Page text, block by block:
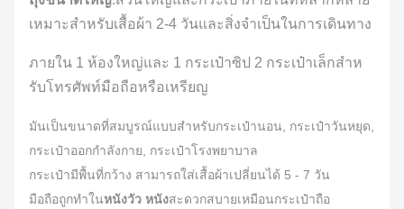
เหมาะสําหรับเสื้อผ้า 2-4 วันและสิ่งจําเป็นในการเดินทาง
ภายใน 1 ห้องใหญ่และ 1 กระเป๋าซิป 2 กระเป๋าเล็กสําห
รับโทรศัพท์มือถือหรือเหรียญ
มันเป็นขนาดที่สมบูรณ์แบบสําหรับกระเป๋านอน, กระเป๋าวันหยุด,
กระเป๋าออกกําลังกาย, กระเป๋าโรงพยาบาล
กระเป๋ามีพื้นที่กว้าง สามารถใส่เสื้อผ้าเปลี่ยนได้ 5 - 7 วัน
มือถือถูกทําในหนังวัว หนังสะดวกสบายเหมือนกระเป๋าถือ